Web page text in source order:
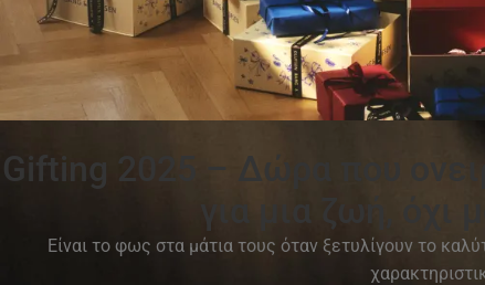
Gifting 2025 – Δώρα που
για μια ζωή, όχι
Είναι το φως στα μάτια τους όταν ξετυλίγουν το